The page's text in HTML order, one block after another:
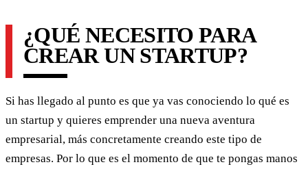
¿QUÉ NECESITO PARA
CREAR UN STARTUP?
Si has llegado al punto es que ya vas conociendo lo qué es
un startup y quieres emprender una nueva aventura
empresarial, más concretamente creando este tipo de
empresas. Por lo que es el momento de que te pongas manos